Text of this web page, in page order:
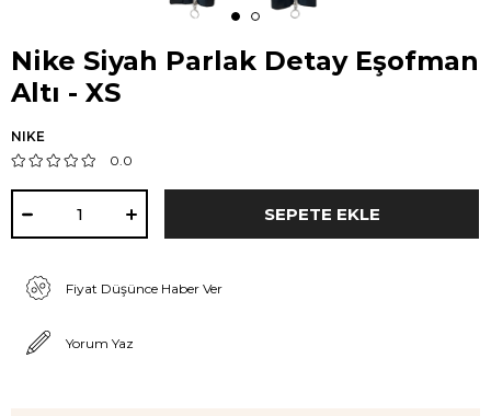
Nike Siyah Parlak Detay Eşofman
Altı - XS
NIKE
0.0
Fiyat Düşünce Haber Ver
Yorum Yaz